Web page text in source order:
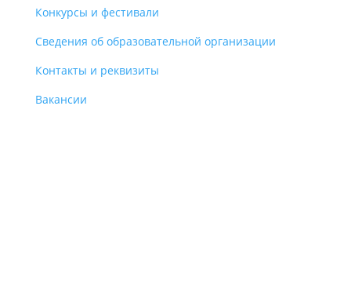
Конкурсы и фестивали
Сведения об образовательной организации
Контакты и реквизиты
Вакансии